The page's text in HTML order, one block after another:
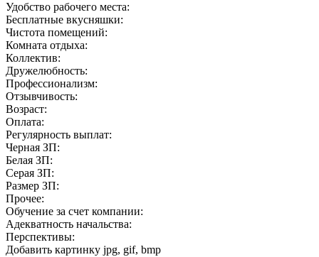
Удобство рабочего места:
Бесплатные вкусняшки:
Чистота помещений:
Комната отдыха:
Коллектив:
Дружелюбность:
Профессионализм:
Отзывчивость:
Возраст:
Оплата:
Регулярность выплат:
Черная ЗП:
Белая ЗП:
Серая ЗП:
Размер ЗП:
Прочее:
Обучение за счет компании:
Адекватность начальства:
Перспективы:
Добавить картинку jpg, gif, bmp